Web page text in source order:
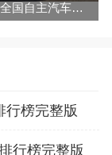
2023年3月全国自主汽车品牌销量排行榜完整版
行榜完整版
行榜完整版